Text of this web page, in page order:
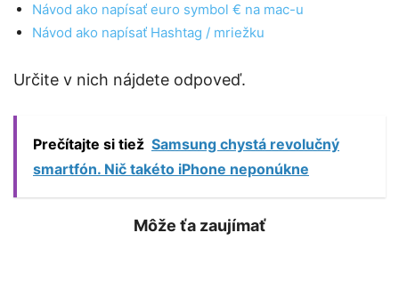
Návod ako napísať euro symbol € na mac-u
Návod ako napísať Hashtag / mriežku
Určite v nich nájdete odpoveď.
Prečítajte si tiež Samsung chystá revolučný
smartfón. Nič takéto iPhone neponúkne
Môže ťa zaujímať